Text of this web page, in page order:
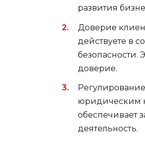
развития
Доверие
действуете в
безопасности.
доверие.
юридическим
обеспечивает
деятельность.